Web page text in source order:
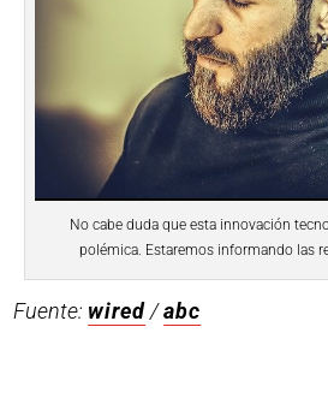
No cabe duda que esta innovación
polémica. Estaremos informando las
Fuente: wired/abc